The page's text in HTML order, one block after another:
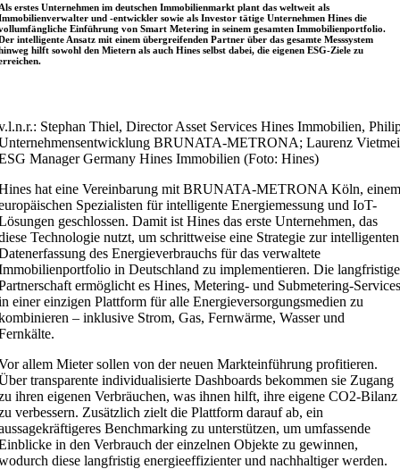
erstes Unternehmen im deutschen Immobilienmarkt plant das weltweit als
und -entwickler sowie als Investor tätige Unternehmen Hines die
Einführung von Smart Metering in seinem gesamten Immobilienportfolio.
intelligente Ansatz mit einem übergreifenden Partner über das gesamte Messsystem
hilft sowohl den Mietern als auch Hines selbst dabei, die eigenen ESG-Ziele zu
Stephan Thiel, Director Asset Services Hines Immobilien,
BRUNATA-METRONA; Laurenz
Manager Germany Hines Immobilien (Foto: Hines)
hat eine Vereinbarung mit BRUNATA-METRONA Köln, einem
Spezialisten für intelligente Energiemessung und IoT-
geschlossen. Damit ist Hines das erste Unternehmen, das
Technologie nutzt, um schrittweise eine Strategie zur intelligenten
des Energieverbrauchs für das verwaltete
in Deutschland zu implementieren. Die langfristige
ermöglicht es Hines, Metering- und Submetering-Services
einer einzigen Plattform für alle Energieversorgungsmedien zu
– inklusive Strom, Gas, Fernwärme, Wasser und
allem Mieter sollen von der neuen Markteinführung profitieren.
transparente individualisierte Dashboards bekommen sie Zugang
ihren eigenen Verbräuchen, was ihnen hilft, ihre eigene CO2-Bilanz
verbessern. Zusätzlich zielt die Plattform darauf ab, ein
Benchmarking zu unterstützen, um umfassende
in den Verbrauch der einzelnen Objekte zu gewinnen,
diese langfristig energieeffizienter und nachhaltiger werden.